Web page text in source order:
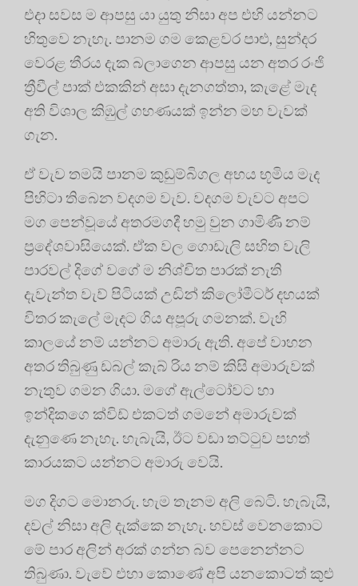
එදා සවස ම ආපසු යා යුතු නිසා අප එහි යන්නට
හිතුවෙ නැහැ. පානම ගම කෙළවර පාළු, සුන්දර
වෙරළ තීරය දැක බලාගෙන ආපසු යන අතර රංජි
ත්‍රීවීල් පාක් එකකින් අසා දැනගත්තා, කැළේ මැද
අති විශාල කිඹුල් ගහණයක් ඉන්න මහ වැවක්
ගැන.
ඒ වැව තමයි පානම කුඩුම්බිගල අභය භූමිය මැද
පිහිටා තිබෙන වදගම වැව. වදගම වැවට අපට
මග පෙන්වූයේ අතරමගදී හමු වුන ගාමිණී නම්
ප්‍රදේශවාසියෙක්. ඒක වල ගොඩැලි සහිත වැලි
පාරවල් දිගේ වගේ ම නිශ්චිත පාරක් නැති
දැවැන්ත වැව් පිටියක් උඩින් කිලෝමීටර් දහයක්
විතර කැලේ මැදට ගිය අපූරු ගමනක්. වැහි
කාලයේ නම් යන්නට අමාරු ඇති. අපේ වාහන
අතර තිබුණු ඩබල් කැබ් රිය නම් කිසි අමාරුවක්
නැතුව ගමන ගියා. මගේ ඇල්ටෝවට හා
ඉන්දිකගෙ ක්විඩ් එකටත් ගමනේ අමාරුවක්
දැනුණෙ නැහැ. හැබැයි, ඊට වඩා තට්ටුව පහත්
කාරයකට යන්නට අමාරු වෙයි.
මග දිගට මොනරු. හැම තැනම අලි බෙටි. හැබැයි,
දවල් නිසා අලි දැක්කෙ නැහැ. හවස් වෙනකොට
මේ පාර අලින් අරක් ගන්න බව පෙනෙන්නට
තිබුණා. වැවේ එහා කොණේ අපි යනකොටත් කුළු